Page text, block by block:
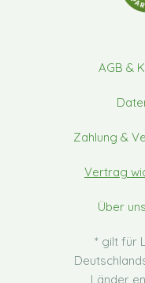
AGB &
Zahlung &
Vertrag
Über uns
* gilt für
Länder